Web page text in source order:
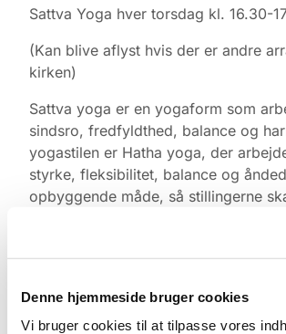
Denne hjemmeside bruger cookies
Vi bruger cookies til at tilpasse vores
Sattva Yoga hver torsdag kl. 16.30-
(Kan blive aflyst hvis der er andre
kirken)
Sattva yoga er en yogaform som
sindsro, fredfyldthed, balance og
yogastilen er Hatha yoga, der
styrke, fleksibilitet, balance og
opbyggende måde, så stillingerne
Yogaen er gratis. Medbring gerne
kan låne. Kom gerne 10 min. før og
kirkerummet.